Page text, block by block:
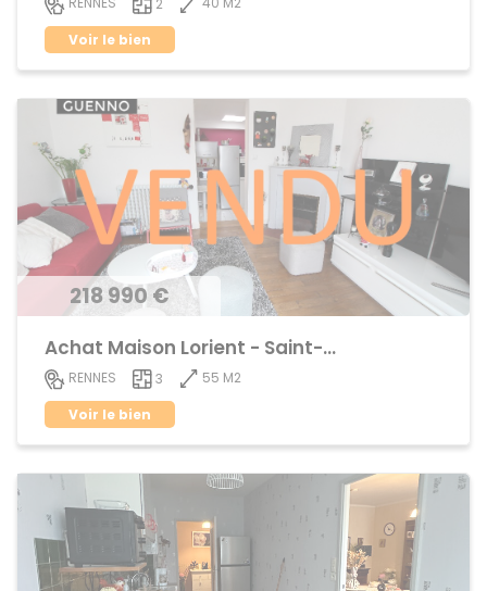
Voir le bien
218 990 €
Achat Maison Lorient - Saint-Brieuc
RENNES 3
55 M2
Voir le bien